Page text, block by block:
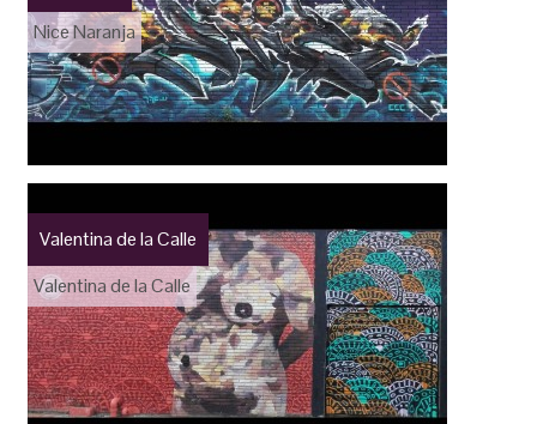
Nice Naranja
Valentina de la Calle
Valentina de la Calle